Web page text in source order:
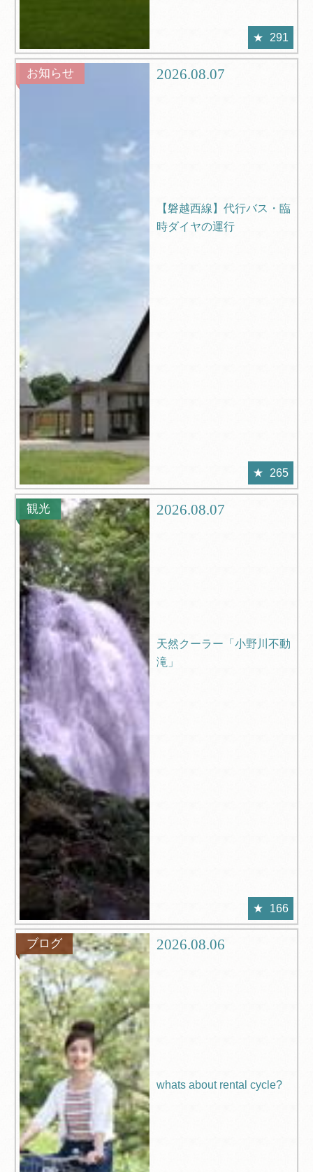
291
お知らせ 2026.08.07
【磐越西線】代行バス・臨
時ダイヤの運行
265
観光 2026.08.07
天然クーラー「小野川不動
滝」
166
ブログ 2026.08.06
whats about rental cycle?